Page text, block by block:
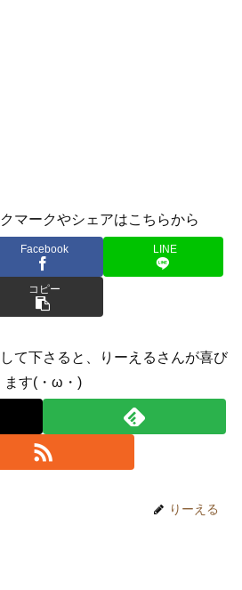
マークやシェアはこちらから
Facebook LINE
コピー
て下さると、りーえるさんが喜び
ます(・ω・)
りーえる